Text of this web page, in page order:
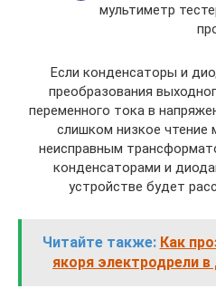
мультиметр
Если конденсаторы и
преобразования
переменного тока в
слишком низкое
неисправным
конденсаторами и
устройстве будет
Читайте также: Как
якоря электродрели